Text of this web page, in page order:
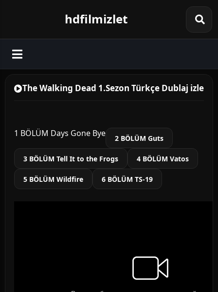
hdfilmizlet
The Walking Dead 1.Sezon Türkçe Dublaj izle
1 BÖLÜM Days Gone Bye 2 BÖLÜM Guts
3 BÖLÜM Tell It to the Frogs 4 BÖLÜM Vatos
5 BÖLÜM Wildfire 6 BÖLÜM TS-19